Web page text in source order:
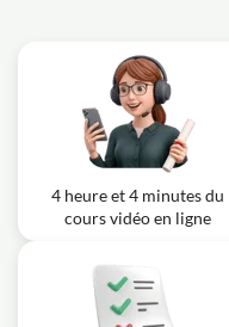
4 heure et 4 minutes du
cours vidéo en ligne